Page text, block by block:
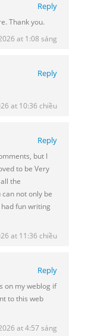
Reply
Thank you.
at 1:08 sáng
Reply
at 10:36 chiều
Reply
but I
to be Very
the
not only be
fun writing
at 11:36 chiều
Reply
on my weblog if
to this web
at 4:57 sáng